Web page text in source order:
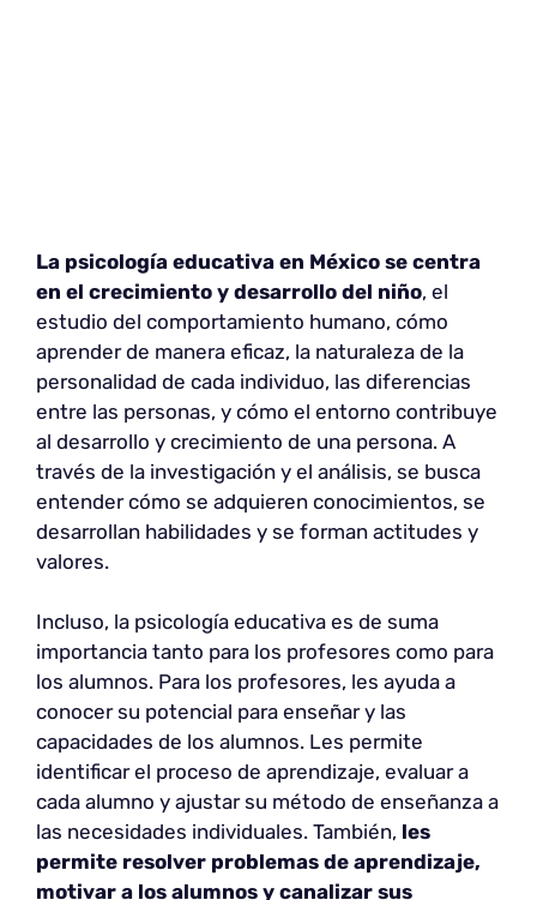
La psicología educativa en México se centra
en el crecimiento y desarrollo del niño, el
estudio del comportamiento humano, cómo
aprender de manera eficaz, la naturaleza de la
personalidad de cada individuo, las diferencias
entre las personas, y cómo el entorno contribuye
al desarrollo y crecimiento de una persona. A
través de la investigación y el análisis, se busca
entender cómo se adquieren conocimientos, se
desarrollan habilidades y se forman actitudes y
valores.
Incluso, la psicología educativa es de suma
importancia tanto para los profesores como para
los alumnos. Para los profesores, les ayuda a
conocer su potencial para enseñar y las
capacidades de los alumnos. Les permite
identificar el proceso de aprendizaje, evaluar a
cada alumno y ajustar su método de enseñanza a
las necesidades individuales. También, les
permite resolver problemas de aprendizaje,
motivar a los alumnos y canalizar sus